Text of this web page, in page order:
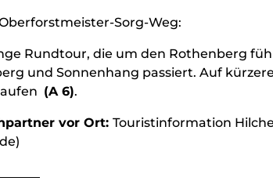
Sorg-Weg:
Rundtour, die um den Rothenberg
und Sonnenhang passiert. Auf
(A 6).
vor Ort: Touristinformation